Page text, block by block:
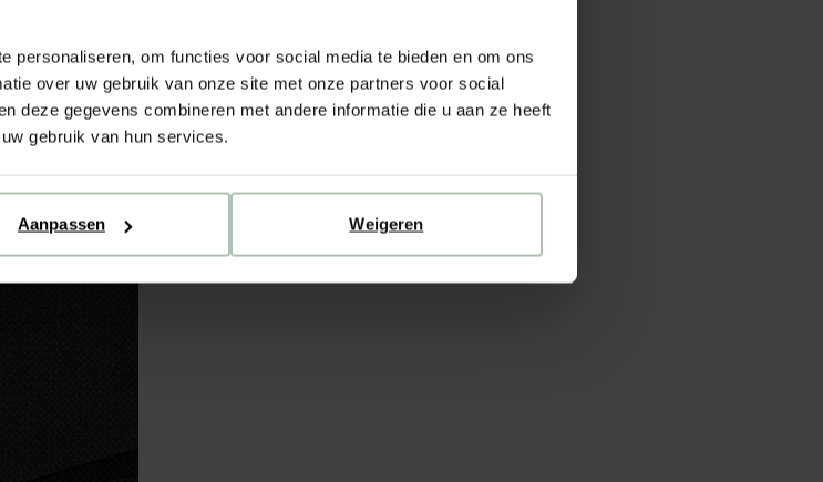
personaliseren, om functies voor social media te bieden en om ons
over uw gebruik van onze site met onze partners voor social
deze gegevens combineren met andere informatie die u aan ze heeft
gebruik van hun services.
Weigeren
Aanpassen